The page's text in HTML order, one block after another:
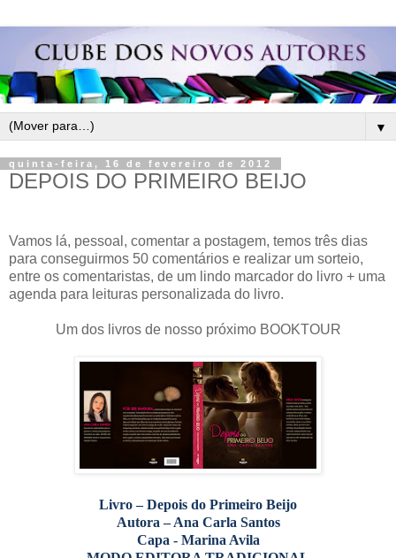
▼
quinta-feira, 16 de fevereiro de 2012
DEPOIS DO PRIMEIRO BEIJO
Vamos lá, pessoal, comentar a postagem, temos três dias
para conseguirmos 50 comentários e realizar um sorteio,
entre os comentaristas, de um lindo marcador do livro + uma
agenda para leituras personalizada do livro.
Um dos livros de nosso próximo BOOKTOUR
Livro – Depois do Primeiro Beijo
Autora – Ana Carla Santos
Capa - Marina Avila